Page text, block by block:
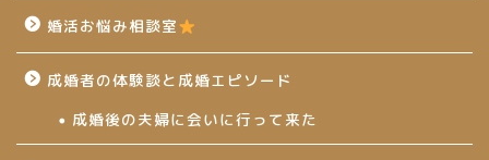
婚活お悩み相談室
成婚者の体験談と成婚エピソード
成婚後の夫婦に会いに行って来た